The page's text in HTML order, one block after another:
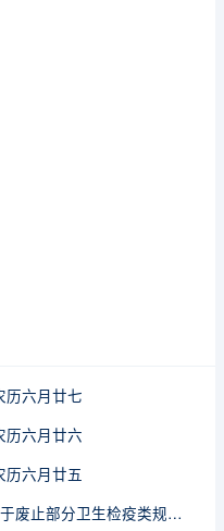
历六月廿七
历六月廿六
六月廿五
海关总署公告2026年第112号（关于废止部分卫生检疫类规范性文件的公告）